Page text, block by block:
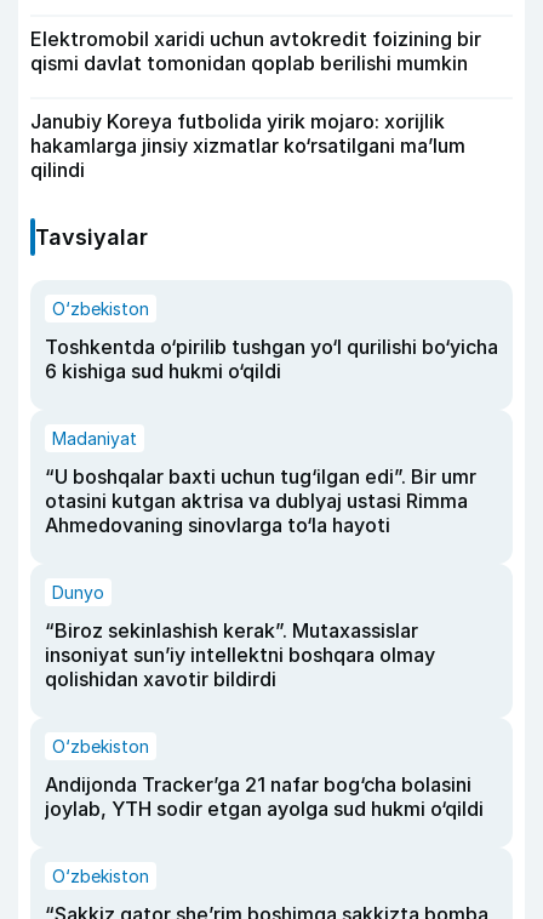
Elektromobil xaridi uchun avtokredit foizining bir
qismi davlat tomonidan qoplab berilishi mumkin
Janubiy Koreya futbolida yirik mojaro: xorijlik
hakamlarga jinsiy xizmatlar ko‘rsatilgani ma’lum
qilindi
Tavsiyalar
O‘zbekiston
Toshkentda o‘pirilib tushgan yo‘l qurilishi bo‘yicha
6 kishiga sud hukmi o‘qildi
Madaniyat
“U boshqalar baxti uchun tug‘ilgan edi”. Bir umr
otasini kutgan aktrisa va dublyaj ustasi Rimma
Ahmedovaning sinovlarga to‘la hayoti
Dunyo
“Biroz sekinlashish kerak”. Mutaxassislar
insoniyat sun’iy intellektni boshqara olmay
qolishidan xavotir bildirdi
O‘zbekiston
Andijonda Tracker’ga 21 nafar bog‘cha bolasini
joylab, YTH sodir etgan ayolga sud hukmi o‘qildi
O‘zbekiston
“Sakkiz qator she’rim boshimga sakkizta bomba